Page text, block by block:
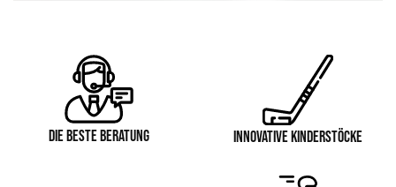
DIE BESTE BERATUNG INNOVATIVE KINDERSTÖCKE